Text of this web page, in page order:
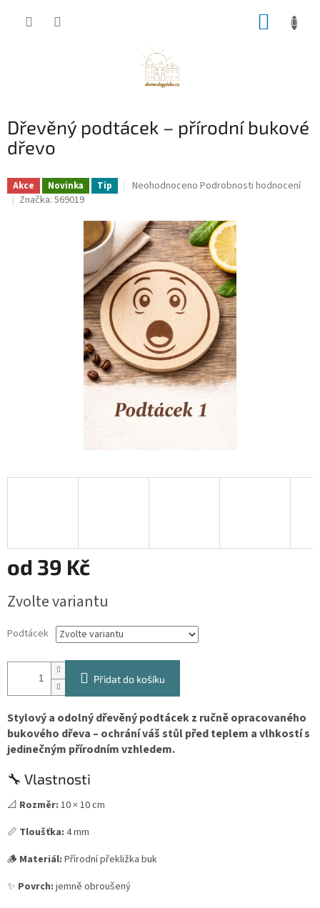
Dřevěný podtácek – přírodní bukové
dřevo
Akce Novinka Tip
Průměrné
je
0,0
z
5
hvězdiček.
Neohodnoceno Podrobnosti hodnocení
Značka: 569019
od 39 Kč
cena:
Zvolte variantu
Podtácek
Přidat do košíku
Stylový a odolný dřevěný podtácek z ručně opracovaného
bukového dřeva – ochrání váš stůl před teplem a vlhkostí s
jedinečným přírodním vzhledem.
🔧 Vlastnosti
📐 Rozměr: 10 × 10 cm
📏 Tloušťka: 4 mm
🪵 Materiál: Přírodní překližka buk
✨ Povrch: jemně obroušený